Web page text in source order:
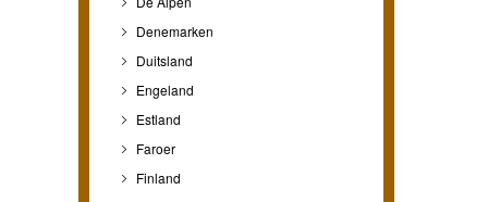
Denemarken
Duitsland
Engeland
Estland
Faroer
Finland